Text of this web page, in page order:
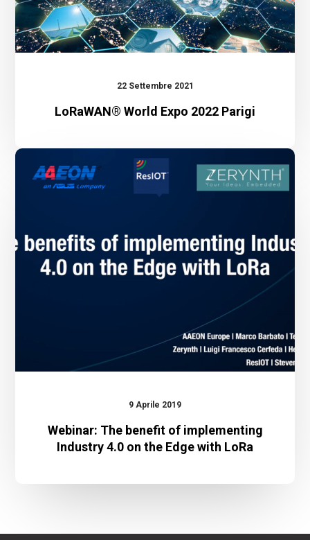
22 Settembre 2021
LoRaWAN® World Expo 2022 Parigi
Webinar:
The
benefit
implementing
Industry
4.0
Edge
9 Aprile 2019
Webinar: The benefit of implementing
Industry 4.0 on the Edge with LoRa